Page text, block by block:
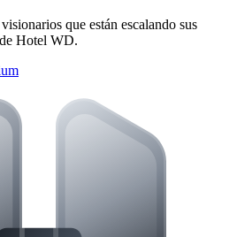
que están escalando sus
Hotel WD.